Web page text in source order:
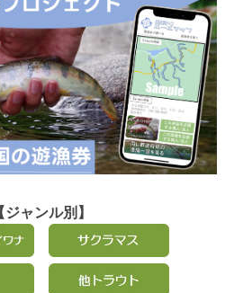
ジャンル別】